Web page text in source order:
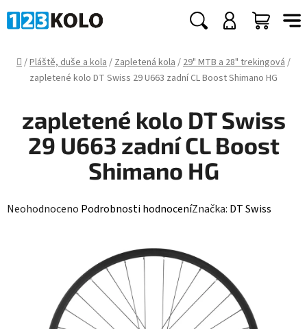
na
Hledat
KOŠÍK
Domů
/Pláště, duše a kola/Zapletená kola/29" MTB a 28" trekingová/
zapletené kolo DT Swiss 29 U663 zadní CL Boost Shimano HG
zapletené kolo DT Swiss
29 U663 zadní CL Boost
Shimano HG
Průměrné
Neohodnoceno Podrobnosti hodnoceníZnačka: DT Swiss